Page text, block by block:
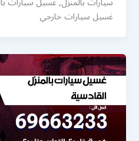
غسيل سيارات خارجي